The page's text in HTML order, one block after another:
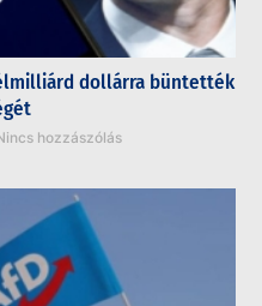
dollárra büntették
hozzászólás